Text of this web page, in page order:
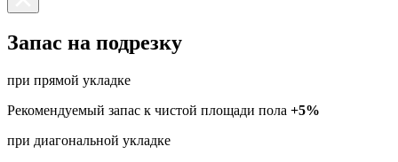
Запас на подрезку
при прямой укладке
Рекомендуемый запас к чистой площади пола +5%
при диагональной укладке